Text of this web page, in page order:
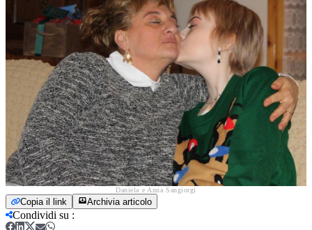
Daniela e Anna Sangiorgi
Copia il link Archivia articolo
Condividi su :